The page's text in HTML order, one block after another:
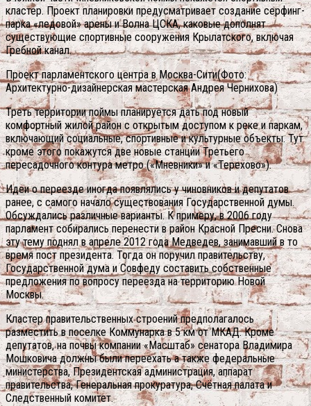
кластер. Проект планировки предусматривает создание серфинг-
парка «ледовой» арены и Волна ЦСКА, каковые дополнят
существующие спортивные сооружения Крылатского, включая
Гребной канал.
Проект парламентского центра в Москва-Сити(Фото:
Архитектурно-дизайнерская мастерская Андрея Чернихова)
Треть территории поймы планируется дать под новый
комфортный жилой район с открытым доступом к реке и паркам,
включающий социальные, спортивные и культурные объекты. Тут
кроме этого покажутся две новые станции Третьего
пересадочного контура метро («Мневники» и «Терехово»).
Идеи о переезде иногда появлялись у чиновников и депутатов
ранее, с самого начало существования Государственной думы.
Обсуждались различные варианты. К примеру, в 2006 году
парламент собирались перенести в район Красной Пресни. Снова
эту тему поднял в апреле 2012 года Медведев, занимавший в то
время пост президента. Тогда он поручил правительству,
Государственной дума и Совфеду составить собственные
предложения по вопросу переезда на территорию Новой
Москвы.
Кластер правительственных строений предполагалось
разместить в поселке Коммунарка в 5 км от МКАД. Кроме
депутатов, на почвы компании «Масштаб» сенатора Владимира
Мошковича должны были переехать а также федеральные
министерства, Президентская администрация, аппарат
правительства, Генеральная прокуратура, Счётная палата и
Следственный комитет.